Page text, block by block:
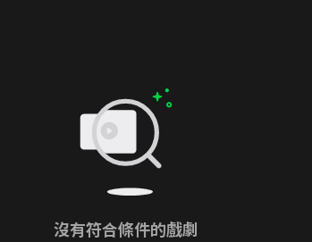
沒有符合條件的戲劇